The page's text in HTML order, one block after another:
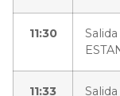
11:30
11:33